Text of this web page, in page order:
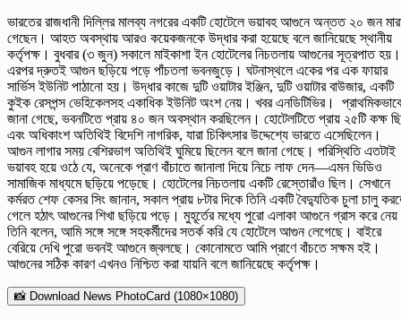
ভারতের রাজধানী দিল্লির মালব্য নগরের একটি হোটেলে ভয়াবহ আগুনে অন্তত ২০ জন
গেছেন। আহত অবস্থায় আরও কয়েকজনকে উদ্ধার করা হয়েছে বলে জানিয়েছে স্থানীয়
কর্তৃপক্ষ। বুধবার (৩ জুন) সকালে মাইকাশা ইন হোটেলের নিচতলায় আগুনের সূত্রপাত হয়।
এরপর দ্রুতই আগুন ছড়িয়ে পড়ে পাঁচতলা ভবনজুড়ে। ঘটনাস্থলে একের পর এক ফায়ার
সার্ভিস ইউনিট পাঠানো হয়। উদ্ধার কাজে দুটি ওয়াটার ইঞ্জিন, দুটি ওয়াটার বাউজার, একটি
কুইক রেসপন্স ভেহিকেলসহ একাধিক ইউনিট অংশ নেয়। খবর এনডিটিভির। প্রাথমিকভাবে
জানা গেছে, ভবনটিতে প্রায় ৪০ জন অবস্থান করছিলেন। হোটেলটিতে প্রায় ২৫টি কক্ষ
এবং অধিকাংশ অতিথিই বিদেশি নাগরিক, যারা চিকিৎসার উদ্দেশ্যে ভারতে এসেছিলেন।
আগুন লাগার সময় বেশিরভাগ অতিথিই ঘুমিয়ে ছিলেন বলে জানা গেছে। পরিস্থিতি এতটাই
ভয়াবহ হয়ে ওঠে যে, অনেকে প্রাণ বাঁচাতে জানালা দিয়ে নিচে লাফ দেন—এমন ভিডিও
সামাজিক মাধ্যমে ছড়িয়ে পড়েছে। হোটেলের নিচতলায় একটি রেস্তোরাঁও ছিল। সেখানে
কর্মরত শেফ কেসর সিং জানান, সকাল প্রায় ৮টার দিকে তিনি একটি বৈদ্যুতিক চুলা চালু
গেলে হঠাৎ আগুনের শিখা ছড়িয়ে পড়ে। মুহূর্তের মধ্যে পুরো এলাকা আগুনে গ্রাস করে
তিনি বলেন, আমি সঙ্গে সঙ্গে সহকর্মীদের সতর্ক করি যে হোটেলে আগুন লেগেছে। বাইরে
বেরিয়ে দেখি পুরো ভবনই আগুনে জ্বলছে। কোনোমতে আমি প্রাণে বাঁচতে সক্ষম হই।
আগুনের সঠিক কারণ এখনও নিশ্চিত করা যায়নি বলে জানিয়েছে কর্তৃপক্ষ।
📸 Download News PhotoCard (1080×1080)